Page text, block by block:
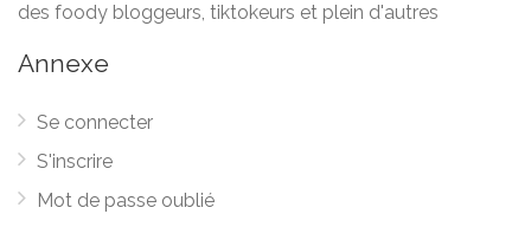
des foody bloggeurs, tiktokeurs et plein d'autres
Annexe
Se connecter
S'inscrire
Mot de passe oublié